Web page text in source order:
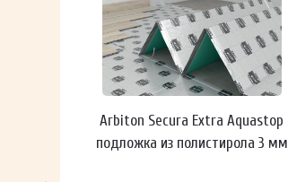
Arbiton Secura Extra Aquastop
подложка из полистирола 3 мм